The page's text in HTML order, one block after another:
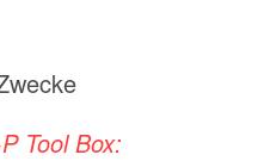
Tool Box: